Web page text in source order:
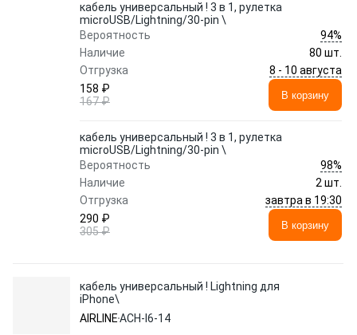
кабель универсальный ! 3 в 1, рулетка
microUSB/Lightning/30-pin \
Вероятность
94%
Наличие
80 шт.
Отгрузка
8 - 10 августа
158 ₽
167 ₽
В корзину
кабель универсальный ! 3 в 1, рулетка
microUSB/Lightning/30-pin \
Вероятность
98%
Наличие
2 шт.
Отгрузка
завтра в 19:30
290 ₽
305 ₽
В корзину
кабель универсальный ! Lightning для
iPhone\
AIRLINEACH-I6-14